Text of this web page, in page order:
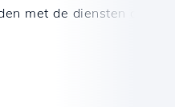
de diensten die door